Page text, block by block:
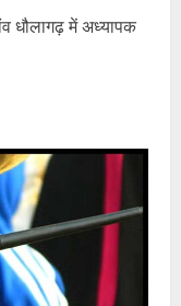
धौलागढ़ में अध्यापक